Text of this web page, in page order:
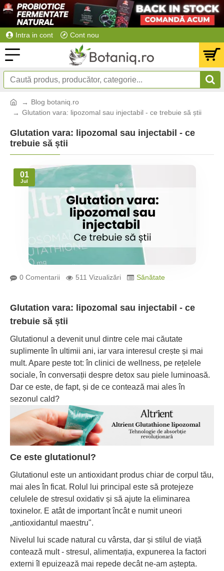
Intra in cont Cont nou
Blog botaniq.ro
Glutation vara: lipozomal sau injectabil - ce trebuie să știi
Glutation vara: lipozomal sau injectabil - ce
trebuie să știi
01
Jul
0 Comentarii 511 Vizualizări Sănătate
Glutation vara: lipozomal sau injectabil - ce
trebuie să știi
Glutationul a devenit unul dintre cele mai căutate
suplimente în ultimii ani, iar vara interesul crește și mai
mult. Apare peste tot: în clinici de wellness, pe rețelele
sociale, în conversații despre detox sau piele luminoasă.
Dar ce este, de fapt, și de ce contează mai ales în
sezonul cald?
Ce este glutationul?
Glutationul este un antioxidant produs chiar de corpul tău,
mai ales în ficat. Rolul lui principal este să protejeze
celulele de stresul oxidativ și să ajute la eliminarea
toxinelor. E atât de important încât e numit uneori
„antioxidantul maestru".
Nivelul lui scade natural cu vârsta, dar și stilul de viață
contează mult - stresul, alimentația, expunerea la factori
externi îl epuizează mai repede decât ne-am aștepta.